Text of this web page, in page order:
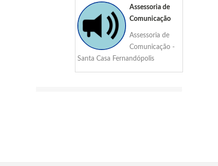
Assessoria de
Comunicação
Assessoria de
Comunicação -
Santa Casa Fernandópolis